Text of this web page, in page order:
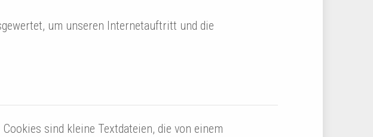
um unseren Internetauftritt und die
sind kleine Textdateien, die von einem